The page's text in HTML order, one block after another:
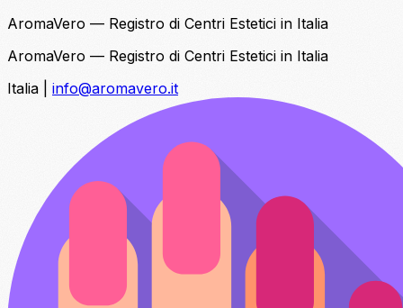
AromaVero — Registro di Centri Estetici in Italia
AromaVero — Registro di Centri Estetici in Italia
Italia
info@aromavero.it